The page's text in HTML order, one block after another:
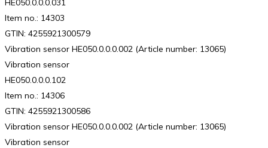
HE050.0.0.0.031
Item no.: 14303
GTIN: 4255921300579
Vibration sensor HE050.0.0.0.002 (Article number: 13065)
Vibration sensor
HE050.0.0.0.102
Item no.: 14306
GTIN: 4255921300586
Vibration sensor HE050.0.0.0.002 (Article number: 13065)
Vibration sensor